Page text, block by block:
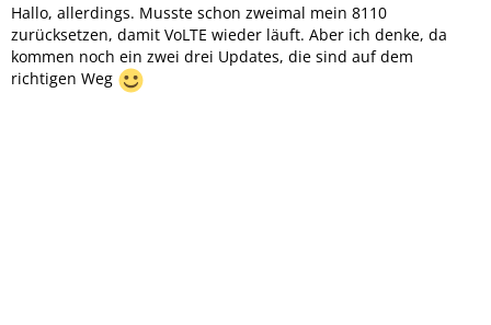
Hallo, allerdings. Musste schon zweimal mein 8110
zurücksetzen, damit VoLTE wieder läuft. Aber ich denke, da
kommen noch ein zwei drei Updates, die sind auf dem
richtigen Weg